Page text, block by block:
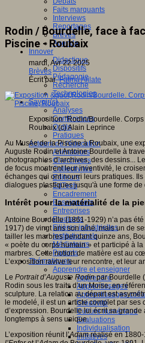
Faits marquants
Interviews
Reportages
Brèves
Agenda
Innover
Didactique
Dispositifs
Pédagogie
Recherche
Technologies
Savoir(s)
Analyses
Conférences
Outils
Pratiques
Acteurs de l'éducation
Animateurs
Chercheurs
Collectivités
Editeurs
EdTech
Encadrement
Enseignants
Entreprises
Etudiants
Filières industrielles
Institutionnels
Médiateurs
Parents
Thématiques
Apprendre et enseigner
Apprendre
Apprentissages
Apprentissages
Créativité
Culture numérique
Evaluations
Individualisation
Initiatives
Rodin / Bourdelle, face à
Piscine - Roubaix
mardi, Avr 22 2025
Brèves
Écrit parFatma Alilate
Exposition "Rodin/Bourdelle.
Roubaix(c) Alain Leprince
Au Musée de la Piscine à Roubaix, une
Auguste Rodin et Antoine Bourdelle à
photographies d’archives, des dessins...
de focus montrent leur inventivité, le
échanges qui ont nourri leurs pratiques.
dialogues plastiques jusqu'à une forme de
Intérêt pour la matérialité de la
Antoine Bourdelle (1861-1929) n’a pas
1917) de vingt ans son aîné, mais un de
tailler les marbres pendant quinze ans,
« poète du corps humain » et participé à
marbres. Cette notion de matière est au
L’exposition ravive leur rencontre, et leur
Le Portrait d’Auguste Rodinpar Bourdelle
Rodin sous les traits d’un Moïse, en
sculpture. La relation au départ est
le modelé, il est un artiste complet par ses
d’expression. Bourdelle lui écrit sa
longtemps à sens unique.
L’exposition réunit l’Adamréalisé en